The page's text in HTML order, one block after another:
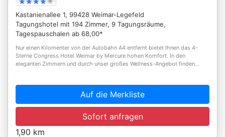
Kastanienallee 1, 99428 Weimar-Legefeld
Tagungshotel mit 194 Zimmer, 9 Tagungsräume,
Tagespauschalen ab 68,00*
Nur einen Kilomenter von der Autobahn A4 entfernt bietet Ihnen das 4-
Sterne Congress Hotel Weimar by Mercure hohen Komfort. In den
eleganten Zimmern und durch unser großes Wellness-Angebot finden...
Auf die Merkliste
Sofort anfragen
1,90 km